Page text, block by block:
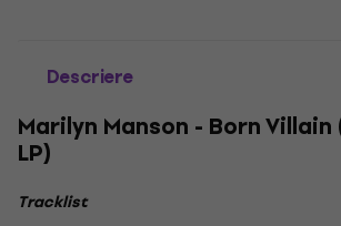
Descriere
Marilyn Manson - Born Villain
LP)
Tracklist